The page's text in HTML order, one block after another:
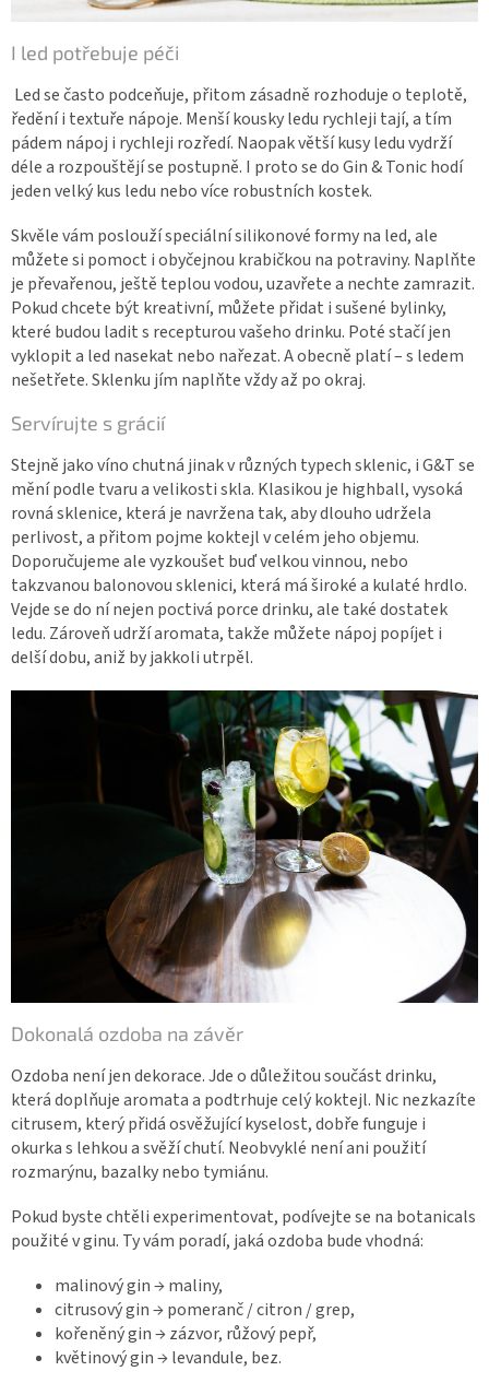
I led potřebuje péči
Led se často podceňuje, přitom zásadně rozhoduje o teplotě,
ředění i textuře nápoje. Menší kousky ledu rychleji tají, a tím
pádem nápoj i rychleji rozředí. Naopak větší kusy ledu vydrží
déle a rozpouštějí se postupně. I proto se do Gin & Tonic hodí
jeden velký kus ledu nebo více robustních kostek.
Skvěle vám poslouží speciální silikonové formy na led, ale
můžete si pomoct i obyčejnou krabičkou na potraviny. Naplňte
je převařenou, ještě teplou vodou, uzavřete a nechte zamrazit.
Pokud chcete být kreativní, můžete přidat i sušené bylinky,
které budou ladit s recepturou vašeho drinku. Poté stačí jen
vyklopit a led nasekat nebo nařezat. A obecně platí – s ledem
nešetřete. Sklenku jím naplňte vždy až po okraj.
Servírujte s grácií
Stejně jako víno chutná jinak v různých typech sklenic, i G&T se
mění podle tvaru a velikosti skla. Klasikou je highball, vysoká
rovná sklenice, která je navržena tak, aby dlouho udržela
perlivost, a přitom pojme koktejl v celém jeho objemu.
Doporučujeme ale vyzkoušet buď velkou vinnou, nebo
takzvanou balonovou sklenici, která má široké a kulaté hrdlo.
Vejde se do ní nejen poctivá porce drinku, ale také dostatek
ledu. Zároveň udrží aromata, takže můžete nápoj popíjet i
delší dobu, aniž by jakkoli utrpěl.
Dokonalá ozdoba na závěr
Ozdoba není jen dekorace. Jde o důležitou součást drinku,
která doplňuje aromata a podtrhuje celý koktejl. Nic nezkazíte
citrusem, který přidá osvěžující kyselost, dobře funguje i
okurka s lehkou a svěží chutí. Neobvyklé není ani použití
rozmarýnu, bazalky nebo tymiánu.
Pokud byste chtěli experimentovat, podívejte se na botanicals
použité v ginu. Ty vám poradí, jaká ozdoba bude vhodná:
malinový gin → maliny,
citrusový gin → pomeranč / citron / grep,
kořeněný gin → zázvor, růžový pepř,
květinový gin → levandule, bez.